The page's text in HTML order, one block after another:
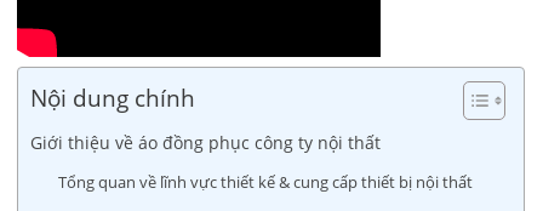
Nội dung chính
Giới thiệu về áo đồng phục công ty nội thất
Tổng quan về lĩnh vực thiết kế & cung cấp thiết bị nội thất